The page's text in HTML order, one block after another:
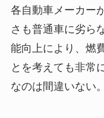
各自動車メーカー
さも普通車に劣ら
能向上により、燃
とを考えても非常
なのは間違いない。